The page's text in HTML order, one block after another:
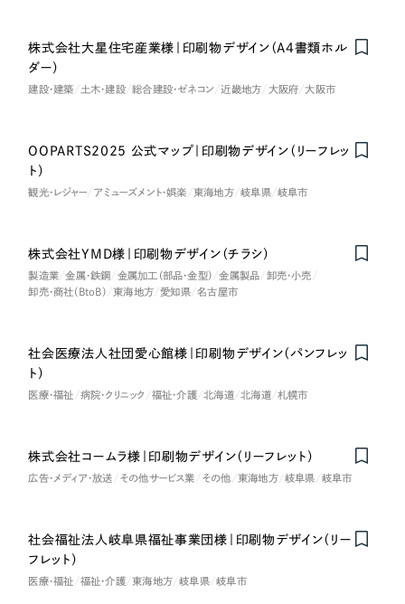
イエロー・黄色
ピンク・桃色
さらに条件を追加する
株式会社大星住宅産業様｜印刷物デザイン（A4書類ホル
ダー）
建設・建築 土木・建設 総合建設・ゼネコン 近畿地方 大阪府 大阪市
OOPARTS2025 公式マップ｜印刷物デザイン（リーフレッ
ト）
観光・レジャー アミューズメント・娯楽 東海地方 岐阜県 岐阜市
株式会社YMD様｜印刷物デザイン（チラシ）
製造業 金属・鉄鋼 金属加工（部品・金型） 金属製品
卸売・小売
卸売・商社（BtoB）
東海地方 愛知県 名古屋市
社会医療法人社団愛心館様｜印刷物デザイン（パンフレッ
ト）
医療・福祉 病院・クリニック 福祉・介護 北海道 北海道 札幌市
株式会社コームラ様｜印刷物デザイン（リーフレット）
広告・メディア・放送 その他サービス業 その他 東海地方 岐阜県 岐阜市
社会福祉法人岐阜県福祉事業団様｜印刷物デザイン（リー
フレット）
医療・福祉 福祉・介護 東海地方 岐阜県 岐阜市